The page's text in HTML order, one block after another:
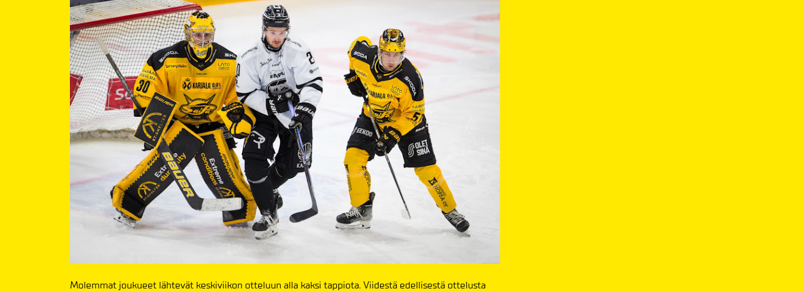
Molemmat joukueet lähtevät keskiviikon otteluun alla kaksi tappiota. Viidestä edellisestä ottelusta